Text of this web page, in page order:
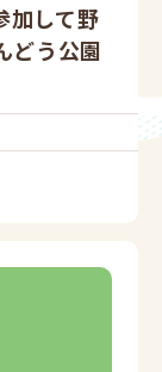
加して野
どう公園